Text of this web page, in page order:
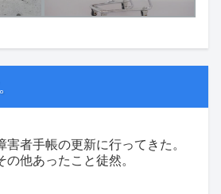
害者手帳の更新に行ってきた。
の他あったこと徒然。